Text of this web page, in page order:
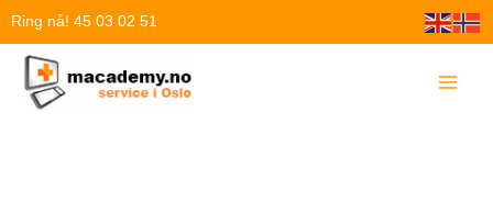
Hopp
innholdet
Ring nå! 45 03 02 51